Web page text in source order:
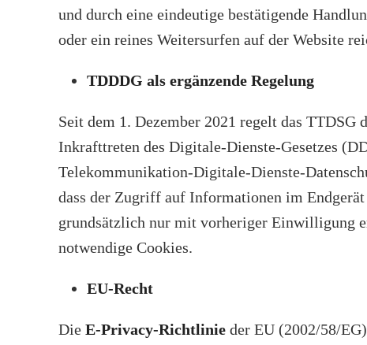
und durch eine eindeutige bestätigende
oder ein reines Weitersurfen auf der Website
TDDDG als ergänzende Regelung
Seit dem 1. Dezember 2021 regelt das
Inkrafttreten des Digitale-Dienste-Gesetzes
Telekommunikation-Digitale-Dienste-
dass der Zugriff auf Informationen im
grundsätzlich nur mit vorheriger Einwilligung
notwendige Cookies.
EU-Recht
Die E-Privacy-Richtlinie der EU (2002/58/